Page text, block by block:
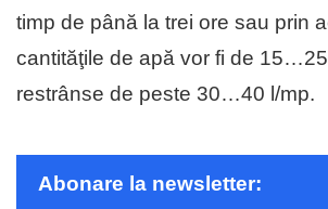
timp de până la trei ore sau prin
cantităţile de apă vor fi de
restrânse de peste 30…40 l/mp.
Abonare la newsletter: